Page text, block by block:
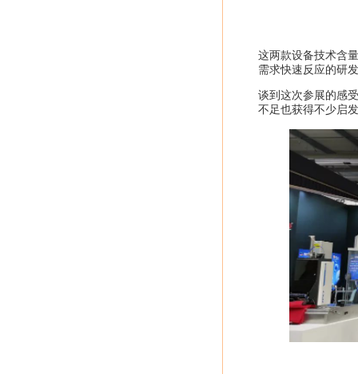
这两款设备技术含
需求快速反应的研
谈到这次参展的感
不足也获得不少启